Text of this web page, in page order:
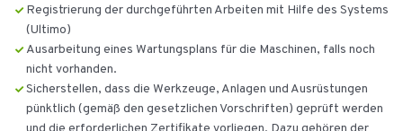
Registrierung der durchgeführten Arbeiten mit Hilfe des Systems
(Ultimo)
Ausarbeitung eines Wartungsplans für die Maschinen, falls noch
nicht vorhanden.
Sicherstellen, dass die Werkzeuge, Anlagen und Ausrüstungen
pünktlich (gemäß den gesetzlichen Vorschriften) geprüft werden